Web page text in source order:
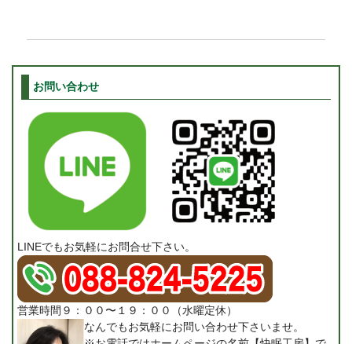
お問い合わせ
LINEでもお気軽にお問合せ下さい。
営業時間９：００〜１９：００（水曜定休）
なんでもお気軽にお問い合わせ下さいませ。